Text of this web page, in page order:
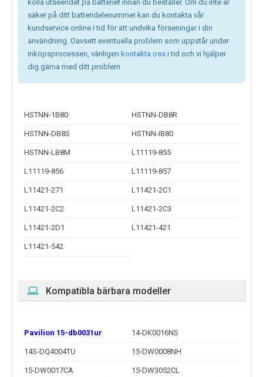
kolla utseendet på batteriet innan du beställer. Om du inte är
säker på ditt batteridelenummer kan du kontakta vår
kundservice online i tid för att undvika förseningar i din
användning. Oavsett eventuella problem som uppstår under
inköpsprocessen, vänligen kontakta oss i tid och vi hjälper
dig gärna med ditt problem.
HSTNN-1B80 HSTNN-DB8R
HSTNN-DB8S HSTNN-IB80
HSTNN-LB8M L11119-855
L11119-856 L11119-857
L11421-271 L11421-2C1
L11421-2C2 L11421-2C3
L11421-2D1 L11421-421
L11421-542
Kompatibla bärbara modeller
Pavilion 15-db0031ur 14-DK0016NS
14S-DQ4004TU 15-DW0008NH
15-DW0017CA 15-DW3052CL